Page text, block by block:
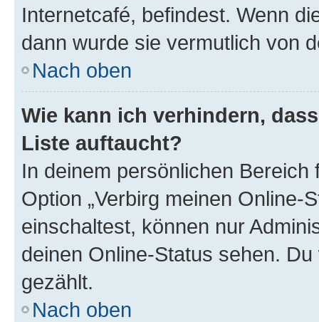
Internetcafé, befindest. Wenn
dann wurde sie vermutlich von
Nach oben
Wie kann ich verhindern,
Liste auftaucht?
In deinem persönlichen
Option „Verbirg meinen Online-
einschaltest, können nur
deinen Online-Status sehen.
gezählt.
Nach oben